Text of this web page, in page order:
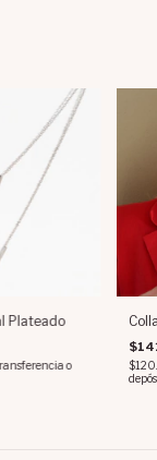
Plateado
o